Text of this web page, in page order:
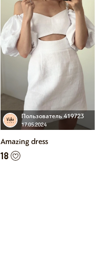
Пользователь 419723
17.05.2024
Amazing dress
18